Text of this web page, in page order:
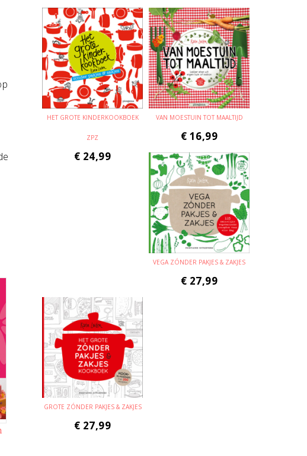
HET GROTE KINDERKOOKBOEK
ZPZ
€ 24,99
VAN MOESTUIN TOT MAALTIJD
€ 16,99
VEGA ZÓNDER PAKJES & ZAKJES
€ 27,99
GROTE ZÓNDER PAKJES & ZAKJES
€ 27,99